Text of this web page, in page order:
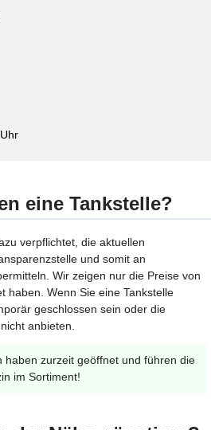
eine Tankstelle?
verpflichtet, die aktuellen
und somit an
Wir zeigen nur die Preise von
haben. Wenn Sie eine Tankstelle
geschlossen sein oder die
anbieten.
haben zurzeit geöffnet und führen die
im Sortiment!